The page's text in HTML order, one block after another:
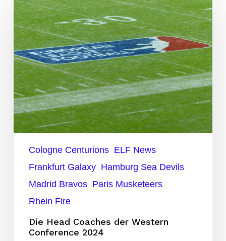
Head
Coaches
der
Western
Conference
2024
Cologne Centurions ELF News
Frankfurt Galaxy Hamburg Sea Devils
Madrid Bravos Paris Musketeers
Rhein Fire
Die Head Coaches der Western
Conference 2024